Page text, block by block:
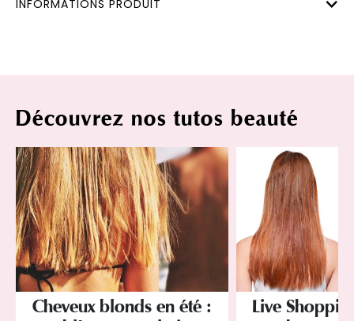
INFORMATIONS PRODUIT
Découvrez nos tutos beauté
Cheveux blonds en été :
Live